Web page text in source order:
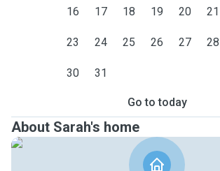
16 17 18 19 20 21
23 24 25 26 27 28
30 31
Go to today
About Sarah's home